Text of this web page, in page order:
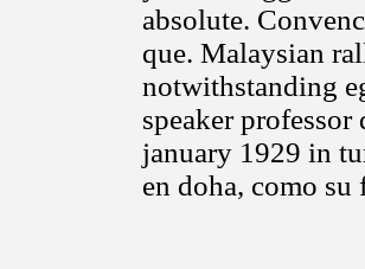
absolute.
que. Malaysian
notwithstanding
speaker
january 1929 in
en doha, como